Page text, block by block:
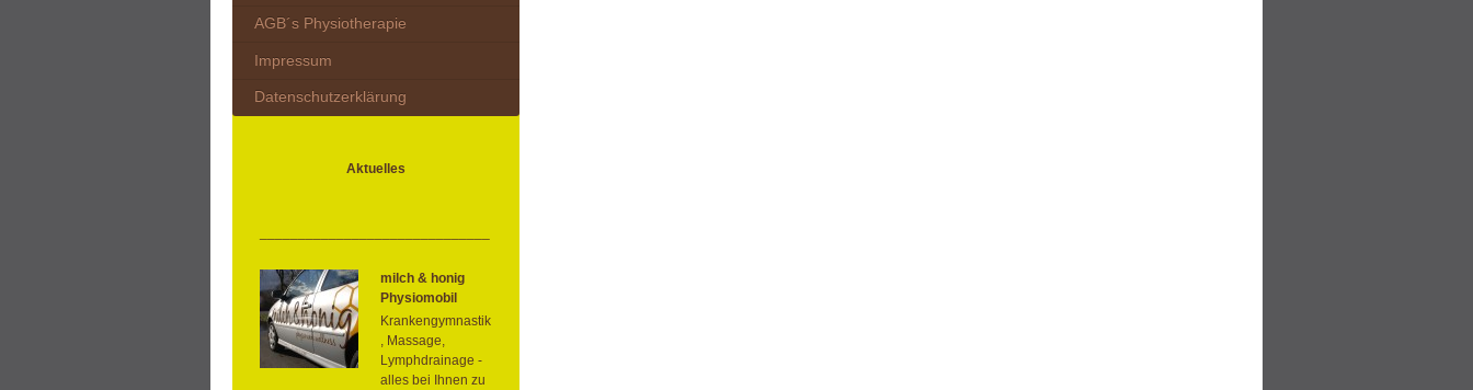
AGB´s Physiotherapie
Impressum
Datenschutzerklärung
Aktuelles
milch & honig
Physiomobil
Krankengymnastik
, Massage,
Lymphdrainage -
alles bei Ihnen zu